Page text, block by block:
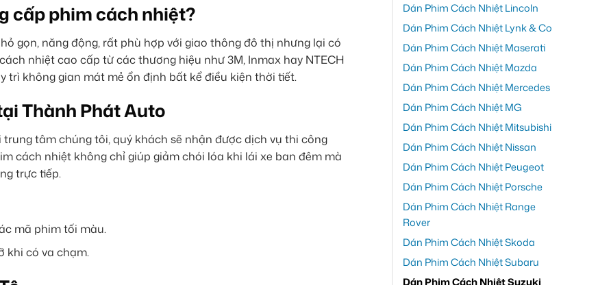
cấp phim cách nhiệt?
gọn, năng động, rất phù hợp với giao thông đô thị nhưng lại có
nhiệt cao cấp từ các thương hiệu như 3M, Inmax hay NTECH
trì không gian mát mẻ ổn định bất kể điều kiện thời tiết.
Thành Phát Auto
tâm chúng tôi, quý khách sẽ nhận được dịch vụ thi công
cách nhiệt không chỉ giúp giảm chói lóa khi lái xe ban đêm mà
trực tiếp.
mã phim tối màu.
khi có va chạm.
Dán Phim Cách Nhiệt Lincoln
Dán Phim Cách Nhiệt Lynk & Co
Dán Phim Cách Nhiệt Maserati
Dán Phim Cách Nhiệt Mazda
Dán Phim Cách Nhiệt Mercedes
Dán Phim Cách Nhiệt MG
Dán Phim Cách Nhiệt Mitsubishi
Dán Phim Cách Nhiệt Nissan
Dán Phim Cách Nhiệt Peugeot
Dán Phim Cách Nhiệt Porsche
Dán Phim Cách Nhiệt Range
Rover
Dán Phim Cách Nhiệt Skoda
Dán Phim Cách Nhiệt Subaru
Dán Phim Cách Nhiệt Suzuki